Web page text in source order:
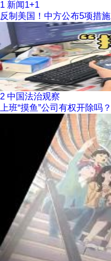
1 新闻1+1
反制美国！中方公布5项措施
2 中国法治观察
上班“摸鱼”公司有权开除吗？